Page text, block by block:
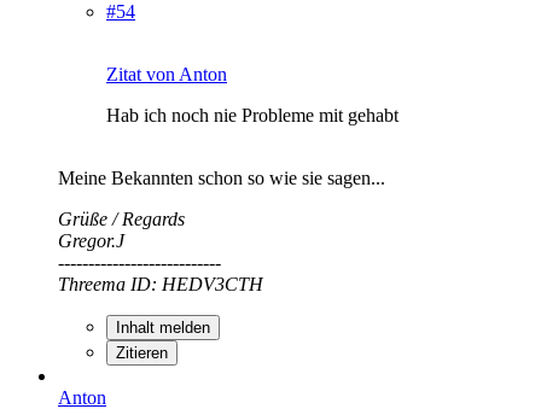
#54
Zitat von Anton
Hab ich noch nie Probleme mit gehabt
Meine Bekannten schon so wie sie sagen...
Grüße / Regards
Gregor.J
---------------------------
Threema ID: HEDV3CTH
Inhalt melden
Zitieren
Anton